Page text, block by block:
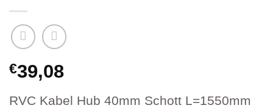
€39,08
RVC Kabel Hub 40mm Schott L=1550mm